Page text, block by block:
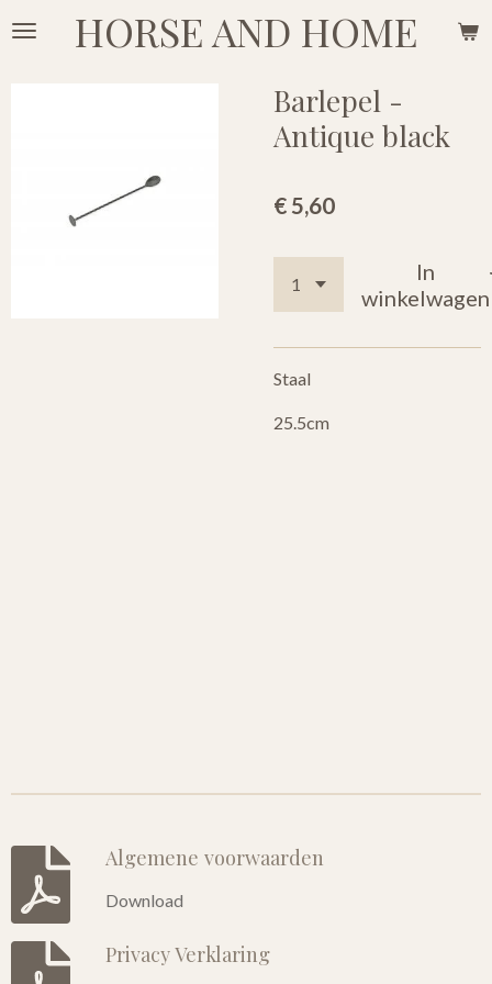
Ga
HORSE AND HOME
Barlepel -
Antique black
€ 5,60
In
winkelwagen
Staal
25.5cm
Algemene voorwaarden
Download
Privacy Verklaring